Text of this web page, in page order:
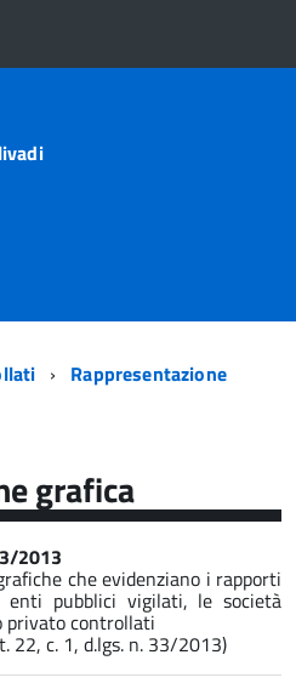
Rappresentazione
grafica
2013
che evidenziano i rapporti
pubblici vigilati, le società
privato controllati
22, c. 1, d.lgs. n. 33/2013)